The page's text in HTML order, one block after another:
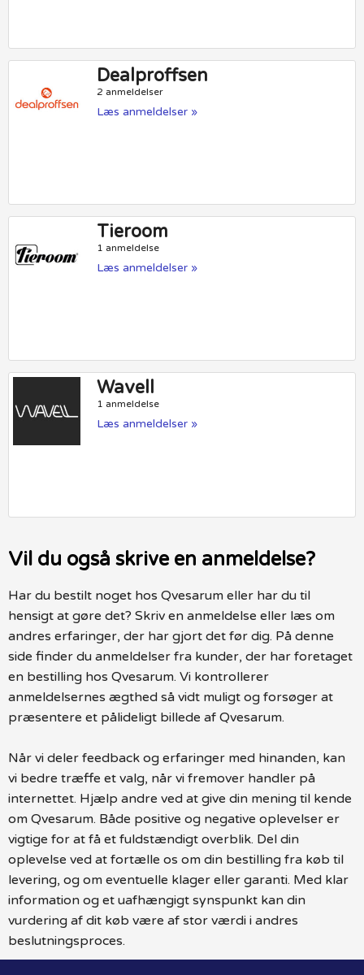
Dealproffsen
2 anmeldelser
Læs anmeldelser »
Tieroom
1 anmeldelse
Læs anmeldelser »
Wavell
1 anmeldelse
Læs anmeldelser »
Vil du også skrive en anmeldelse?
Har du bestilt noget hos Qvesarum eller har du til
hensigt at gøre det? Skriv en anmeldelse eller læs om
andres erfaringer, der har gjort det før dig. På denne
side finder du anmeldelser fra kunder, der har foretaget
en bestilling hos Qvesarum. Vi kontrollerer
anmeldelsernes ægthed så vidt muligt og forsøger at
præsentere et pålideligt billede af Qvesarum.
Når vi deler feedback og erfaringer med hinanden, kan
vi bedre træffe et valg, når vi fremover handler på
internettet. Hjælp andre ved at give din mening til kende
om Qvesarum. Både positive og negative oplevelser er
vigtige for at få et fuldstændigt overblik. Del din
oplevelse ved at fortælle os om din bestilling fra køb til
levering, og om eventuelle klager eller garanti. Med klar
information og et uafhængigt synspunkt kan din
vurdering af dit køb være af stor værdi i andres
beslutningsproces.